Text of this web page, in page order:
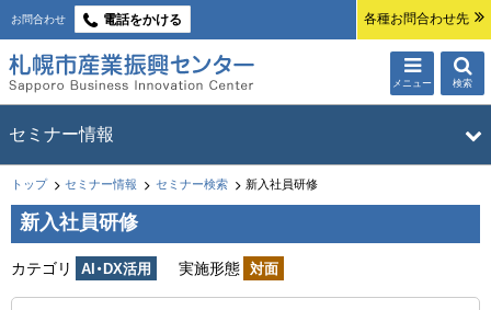
本
文
へ
お問合わせ 電話をかける 各種お問合わせ先
札幌市産業振興
センター
メニュー 検索
ニ
ュ
セミナー情報
ュ
ー
を
開
く
セミナー情報トップ
セミナー検索
セミナー申込みの流れ
現
在
位
の
階
トップ セミナー情報 セミナー検索 新入社員研修
新入社員研修
カテゴリ AI・DX活用 実施形態 対面